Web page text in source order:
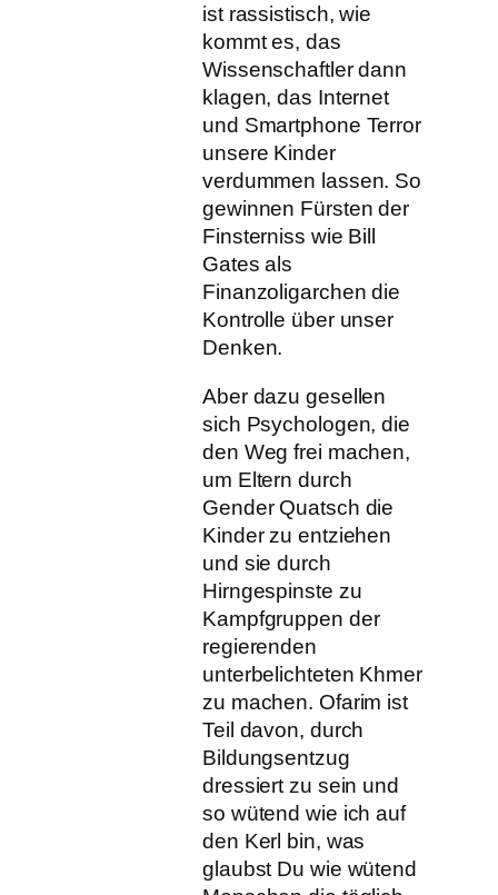
ist rassistisch, wie
kommt es, das
Wissenschaftler dann
klagen, das Internet
und Smartphone Terror
unsere Kinder
verdummen lassen. So
gewinnen Fürsten der
Finsterniss wie Bill
Gates als
Finanzoligarchen die
Kontrolle über unser
Denken.
Aber dazu gesellen
sich Psychologen, die
den Weg frei machen,
um Eltern durch
Gender Quatsch die
Kinder zu entziehen
und sie durch
Hirngespinste zu
Kampfgruppen der
regierenden
unterbelichteten Khmer
zu machen. Ofarim ist
Teil davon, durch
Bildungsentzug
dressiert zu sein und
so wütend wie ich auf
den Kerl bin, was
glaubst Du wie wütend